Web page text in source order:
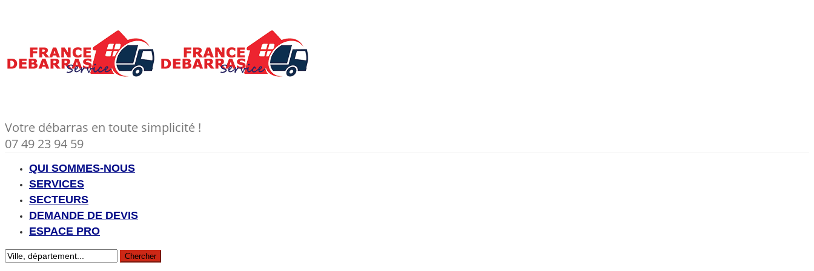
Votre débarras en toute simplicité !
07 49 23 94 59
QUI SOMMES-NOUS
SERVICES
SECTEURS
DEMANDE DE DEVIS
ESPACE PRO